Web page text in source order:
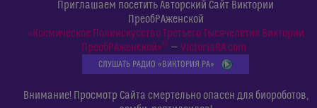
Приглашаем посетить Авторский Сайт Виктории
ПреобРАженской
«Космическое Полиискусство Третьего Тысячелетия Виктории
ПреобРАженской»©— VictoriaRA.com
СЛУШАТЬ РАДИО «ВИКТОРИЯ РА»
Внимание! Просмотр Сайта смертельно опасен для биороботов,